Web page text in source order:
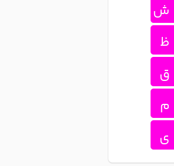
ش
ظ
ق
م
ی